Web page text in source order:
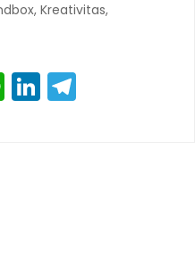
Kreativitas,
WhatsApp
LinkedIn